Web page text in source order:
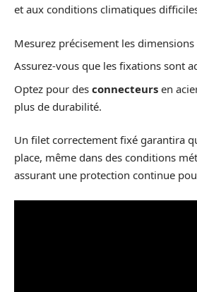
et aux conditions climatiques
Mesurez précisement les
Assurez-vous que les fixations sont
Optez pour des connecteurs en
plus de durabilité.
Un filet correctement fixé garantira
place, même dans des conditions
assurant une protection continue